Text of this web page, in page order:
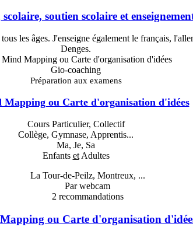
soutien scolaire et
les âges. J'enseigne également le français,
Denges.
Gio-coaching
Préparation aux examens
Mapping ou Carte d'organisation d'idées
Cours Particulier, Collectif
Collège, Gymnase, Apprentis...
Ma, Je, Sa
Enfants etAdultes
La Tour-de-Peilz, Montreux, ...
Par webcam
2 recommandations
ou Carte d'organisation